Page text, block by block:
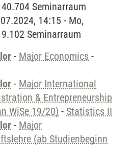
Seminarraum
14:15 - Mo,
Seminarraum
- Major Economics -
- Major International
& Entrepreneurship
WiSe 19/20) - Statistics II
- Major
(ab Studienbeginn